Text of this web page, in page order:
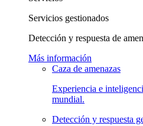
Servicios gestionados
Detección y respuesta de
Más información
Caza de amenazas
Experiencia e
mundial.
Detección y respuesta